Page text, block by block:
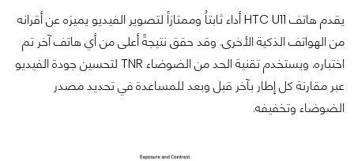
يقدم هاتف HTC U11 أداء ثابتاُ وممتازاً لتصوير الفيديو يميزه عن أقرانه
من الهواتف الذكية الأخرى. وقد حقق نتيجةً أعلى من أي هاتف آخر تم
اختباره. ويستخدم تقنية الحد من الضوضاء TNR لتحسين جودة الفيديو
عبر مقارنة كل إطار بآخر قبل وبعد للمساعدة في تحديد مصدر
الضوضاء وتخفيفه.